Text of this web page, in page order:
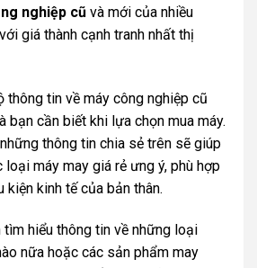
nghiệp cũ và mới của nhiều
giá thành cạnh tranh nhất thị
thông tin về máy công nghiệp cũ
bạn cần biết khi lựa chọn mua máy.
thông tin chia sẻ trên sẽ giúp
máy may giá rẻ ưng ý, phù hợp
kiện kinh tế của bản thân.
tìm hiểu thông tin về những loại
nữa hoặc các sản phẩm may